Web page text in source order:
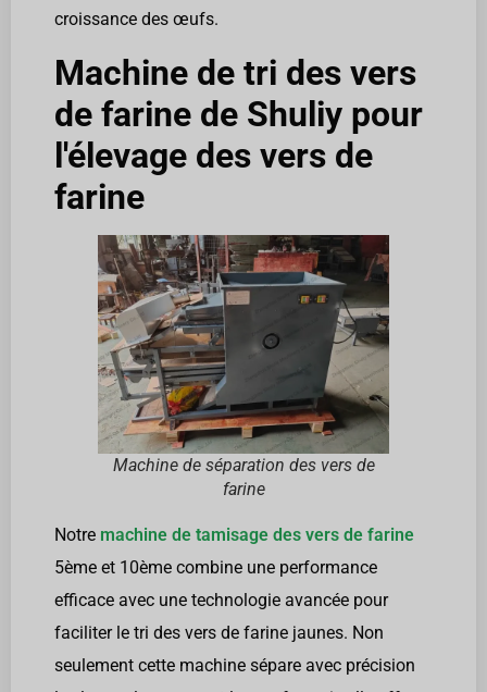
croissance des œufs.
Machine de tri des vers
de farine de Shuliy pour
l'élevage des vers de
farine
Machine de séparation des vers de
farine
Notre machine de tamisage des vers de farine
5ème et 10ème combine une performance
efficace avec une technologie avancée pour
faciliter le tri des vers de farine jaunes. Non
seulement cette machine sépare avec précision